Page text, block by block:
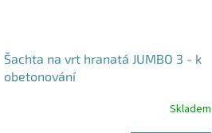
Šachta na vrt hranatá JUMBO 3 - k
obetonování
Skladem